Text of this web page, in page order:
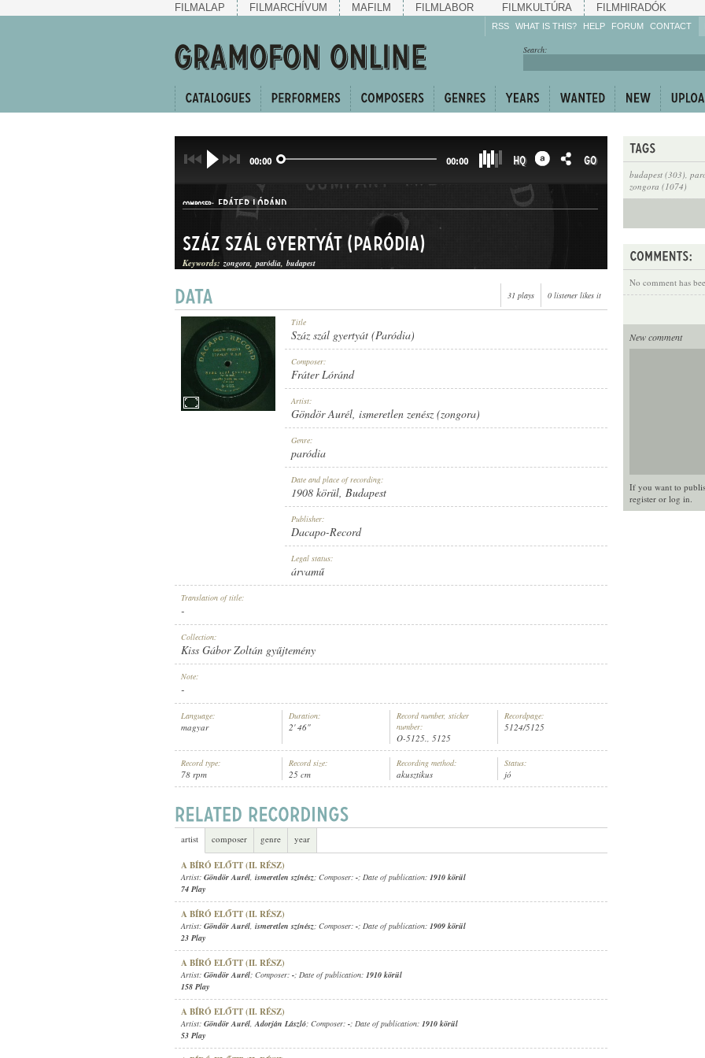
FILMALAP FILMARCHÍVUM MAFILM FILMLABOR FILMKULTÚRA FILMHIRADÓK
RSS WHAT IS THIS? HELP
Enrich!
Share!
FORUM CONTACT
Search:
budapest (303),
zongora (1074)
No comment has
New comment
If you want to
register or log in.
00:00 00:00 HQ GO
COMPOSER: FRÁTER LÓRÁND
PARÓDIA
RECORD NUMBER:
Száz szál gyertyát (Paródia)
Keywords: zongora paródia budapest
31 plays 0 listener likes it
Title
Száz szál gyertyát (Paródia)
Composer:
Fráter Lóránd
Artist:
Göndör Aurél, ismeretlen zenész (zongora)
Genre:
paródia
Date and place of recording:
1908 körül, Budapest
Publisher:
Dacapo-Record
Legal status:
árvamű
Translation of title:
-
Collection:
Kiss Gábor Zoltán gyűjtemény
Note:
-
Language:
magyar
Duration:
2' 46"
Record number, sticker
number:
O-5125., 5125
Recordpage:
5124/5125
Record type:
78 rpm
Record size:
25 cm
Recording method:
akusztikus
Status:
jó
artist composer genre year
A BÍRÓ ELŐTT (II. RÉSZ)
Artist: Göndör Aurél, ismeretlen színész; Composer: -; Date of publication: 1910 körül
74 Play
A BÍRÓ ELŐTT (II. RÉSZ)
Artist: Göndör Aurél, ismeretlen színész; Composer: -; Date of publication: 1909 körül
23 Play
A BÍRÓ ELŐTT (II. RÉSZ)
Artist: Göndör Aurél; Composer: -; Date of publication: 1910 körül
158 Play
A BÍRÓ ELŐTT (II. RÉSZ)
Artist: Göndör Aurél,Adorján László; Composer: -; Date of publication: 1910 körül
53 Play